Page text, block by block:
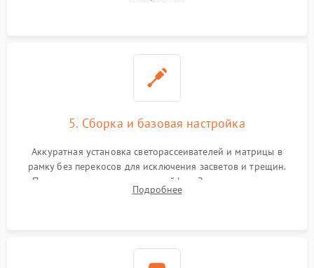
5. Сборка и базовая настройка
Аккуратная установка светорассеивателей и матрицы в
рамку без перекосов для исключения засветов и трещин.
Подключение внутренних шлейфов. Закрытие корпуса.
Сброс настроек и обновление программного обеспечения.
Подробнее